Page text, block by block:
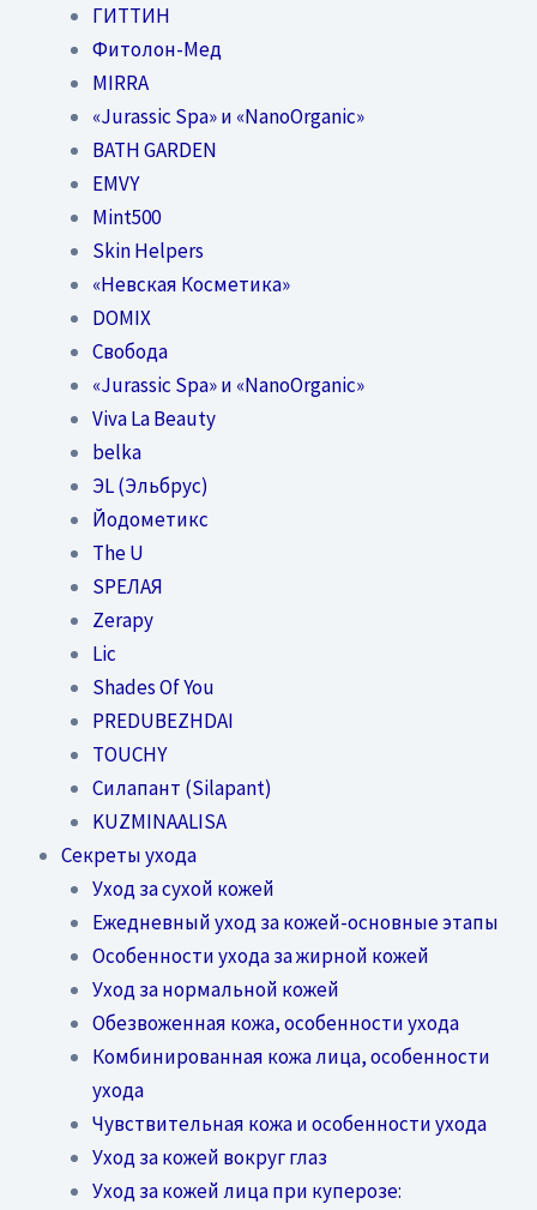
ГИТТИН
Фитолон-Мед
MIRRA
«Jurassic Spa» и «NanoOrganic»
BATH GARDEN
EMVY
Mint500
Skin Helpers
«Невская Косметика»
DOMIX
Свобода
«Jurassic Spa» и «NanoOrganic»
Viva La Beauty
belka
ЭL (Эльбрус)
Йодометикс
The U
SPEЛАЯ
Zerapy
Lic
Shades Of You
PREDUBEZHDAI
TOUCHY
Силапант (Silapant)
KUZMINAALISA
Секреты ухода
Уход за сухой кожей
Ежедневный уход за кожей-основные этапы
Особенности ухода за жирной кожей
Уход за нормальной кожей
Обезвоженная кожа, особенности ухода
Комбинированная кожа лица, особенности
ухода
Чувствительная кожа и особенности ухода
Уход за кожей вокруг глаз
Уход за кожей лица при куперозе: